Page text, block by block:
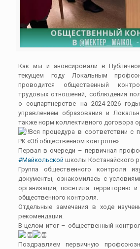
Как мы и анонсировали в
текущем году Локальным
проводится общественный
трудовых отношений, соблюдения
о соцпартнерстве на 2024-2026
управлением образования и
также норм коллективного договора
Вся процедура в соответствии с
РК «Об общественном контроле».
Первая в очереди – первичная
#Майкольской школы Костанайского
Группа общественного контроля
документы, ознакомилась с
организации, посетила территорию
общественного контроля.
Отдельные замечания в ходе
рекомендации.
В целом итог – общественный
Поздравляем первичную